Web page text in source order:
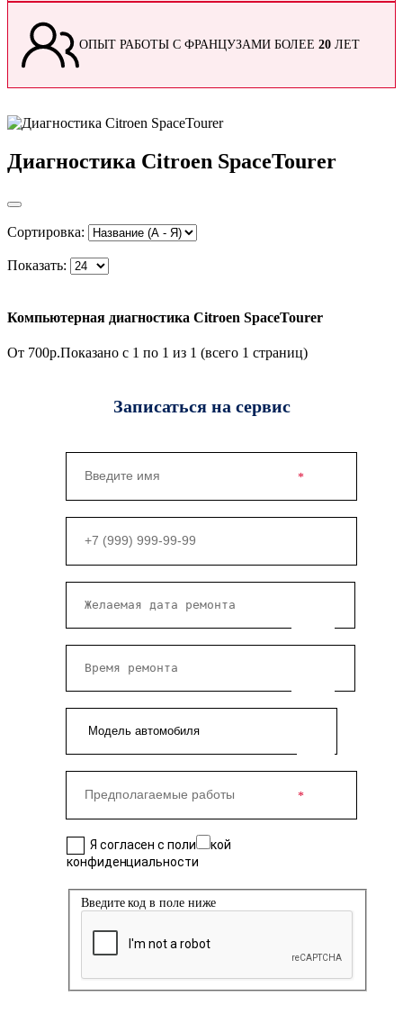
ОПЫТ РАБОТЫ С ФРАНЦУЗАМИ БОЛЕЕ 20 ЛЕТ
Диагностика Citroen SpaceTourer
Сортировка:
Показать:
Компьютерная диагностика Citroen SpaceTourer
От 700р.Показано с 1 по 1 из 1 (всего 1 страниц)
Записаться на сервис
Я согласен с политикой
конфиденциальности
Введите код в поле ниже